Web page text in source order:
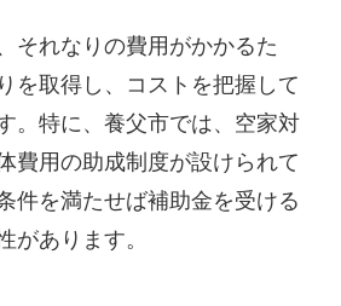
それなりの費用がかかるた
を取得し、コストを把握して
。特に、養父市では、空家対
費用の助成制度が設けられて
件を満たせば補助金を受ける
があります。